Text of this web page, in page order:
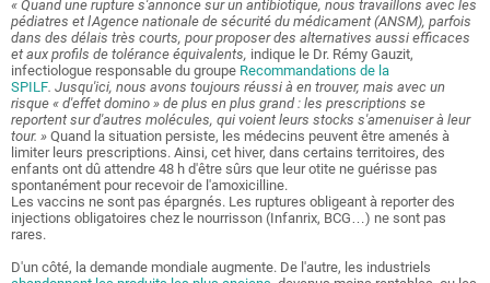
« Quand une rupture s'annonce sur un antibiotique, nous travaillons avec les
pédiatres et l'Agence nationale de sécurité du médicament (ANSM), parfois
dans des délais très courts, pour proposer des alternatives aussi efficaces
et aux profils de tolérance équivalents, indique le Dr. Rémy Gauzit,
infectiologue responsable du groupe Recommandations de la
SPILF. Jusqu'ici, nous avons toujours réussi à en trouver, mais avec un
risque « d'effet domino » de plus en plus grand : les prescriptions se
reportent sur d'autres molécules, qui voient leurs stocks s'amenuiser à leur
tour. » Quand la situation persiste, les médecins peuvent être amenés à
limiter leurs prescriptions. Ainsi, cet hiver, dans certains territoires, des
enfants ont dû attendre 48 h d'être sûrs que leur otite ne guérisse pas
spontanément pour recevoir de l'amoxicilline.
Les vaccins ne sont pas épargnés. Les ruptures obligeant à reporter des
injections obligatoires chez le nourrisson (Infanrix, BCG…) ne sont pas
rares.
D'un côté, la demande mondiale augmente. De l'autre, les industriels